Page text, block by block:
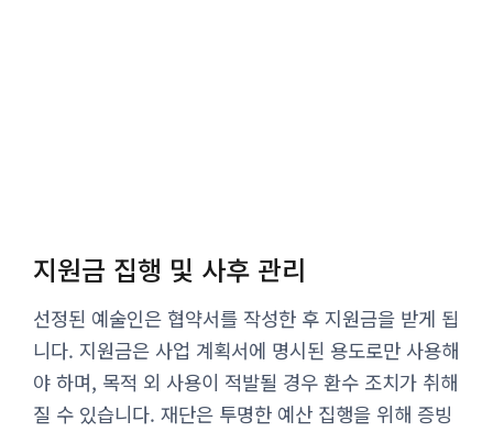
지원금 집행 및 사후 관리
선정된 예술인은 협약서를 작성한 후 지원금을 받게 됩
니다. 지원금은 사업 계획서에 명시된 용도로만 사용해
야 하며, 목적 외 사용이 적발될 경우 환수 조치가 취해
질 수 있습니다. 재단은 투명한 예산 집행을 위해 증빙